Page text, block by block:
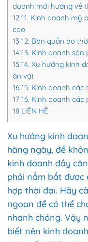
doanh mới hướng về
12 11. Kinh doanh mỹ
cao
13 12. Bán quần áo
14 13. Kinh doanh
15 14. Xu hướng kinh
ăn vặt
16 15. Kinh doanh
17 16. Kinh doanh
18 LIÊN HỆ
Xu hướng kinh
hàng ngày, để
kinh doanh đầy
phải nắm bắt được
hợp thời đại. Hãy
ngoan để có thể
nhanh chóng. Vậy
biết nên kinh